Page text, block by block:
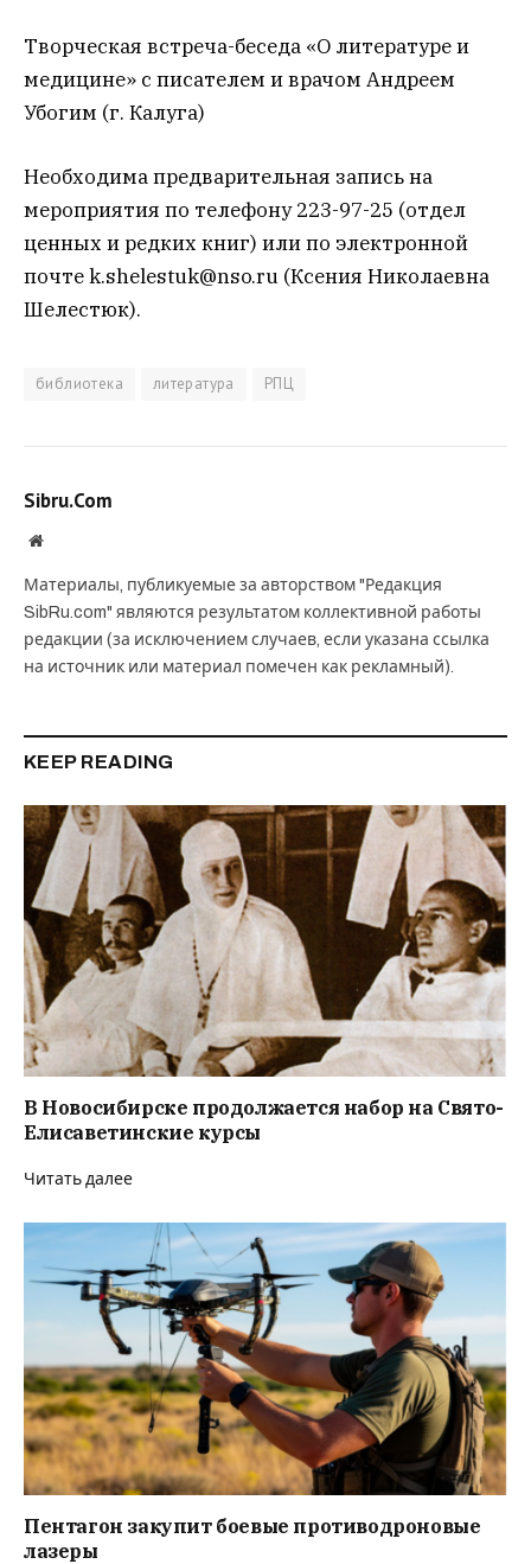
Творческая встреча-беседа «О литературе и
медицине» с писателем и врачом Андреем
Убогим (г. Калуга)
Необходима предварительная запись на
мероприятия по телефону 223-97-25 (отдел
ценных и редких книг) или по электронной
почте k.shelestuk@nso.ru (Ксения Николаевна
Шелестюк).
библиотека литература РПЦ
Sibru.Com
Website
Материалы, публикуемые за авторством "Редакция
SibRu.com" являются результатом коллективной работы
редакции (за исключением случаев, если указана ссылка
на источник или материал помечен как рекламный).
KEEP READING
В Новосибирске продолжается набор на Свято-
Елисаветинские курсы
Читать далее
Пентагон закупит боевые противодроновые
лазеры